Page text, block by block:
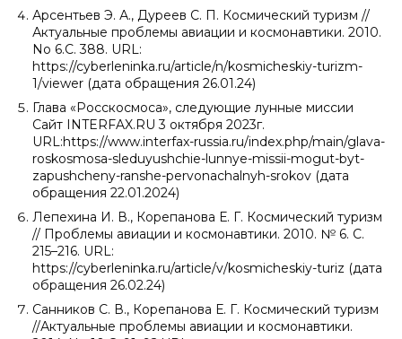
Арсентьев Э. А., Дуреев С. П. Космический туризм //
Актуальные проблемы авиации и космонавтики. 2010.
No 6.С. 388. URL:
https://cyberleninka.ru/article/n/kosmicheskiy-turizm-
1/viewer (дата обращения 26.01.24)
Глава «Росскосмоса», следующие лунные миссии
Сайт INTERFAX.RU 3 октября 2023г.
URL:https://www.interfax-russia.ru/index.php/main/glava-
roskosmosa-sleduyushchie-lunnye-missii-mogut-byt-
zapushcheny-ranshe-pervonachalnyh-srokov (дата
обращения 22.01.2024)
Лепехина И. В., Корепанова Е. Г. Космический туризм
// Проблемы авиации и космонавтики. 2010. № 6. С.
215–216. URL:
https://cyberleninka.ru/article/v/kosmicheskiy-turiz (дата
обращения 26.02.24)
Санников С. В., Корепанова Е. Г. Космический туризм
//Актуальные проблемы авиации и космонавтики.